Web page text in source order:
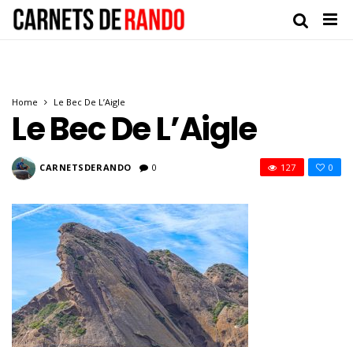
Home Le Bec De L’Aigle
Le Bec De L’Aigle
CARNETSDERANDO 0 0
127